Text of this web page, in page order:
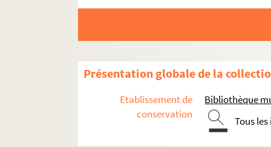
Présentation globale de la
Etablissement de
conservation
Bibliothèque
Tous